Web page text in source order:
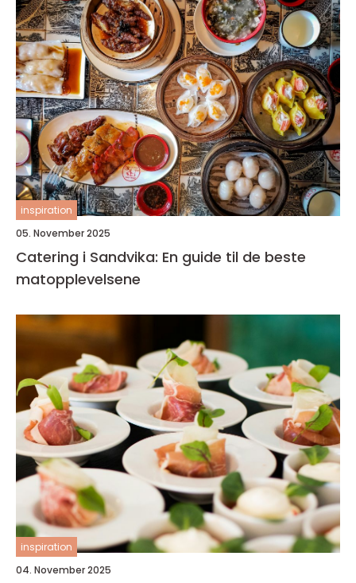
inspiration
05. November 2025
Catering i Sandvika: En guide til de beste
matopplevelsene
inspiration
04. November 2025